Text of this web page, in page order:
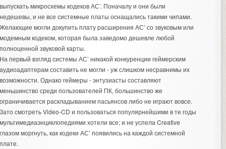
микросхемы кодеков АС’. Поначалу и они были
и не все системные платы оснащались такими чипами.
могли докупить плату расширения АС’ со звуковым или
кодеком, которая была заведомо дешевле любой
звуковой карты.
первый взгляд системы АС’ никакой конкуренции геймерским
составить не могли - уж слишком несравнимы их
Однако геймеры - энтузиасты составляют
среди пользователей ПК, большинство же
раскладыванием пасьянсов либо не играют вовсе.
смотреть Video-CD и пользоваться популярнейшими в те годы
хотели все; и не успела Creative
моргнуть, как кодеки АС’ появились на каждой системной